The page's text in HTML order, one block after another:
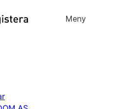
til
Meny